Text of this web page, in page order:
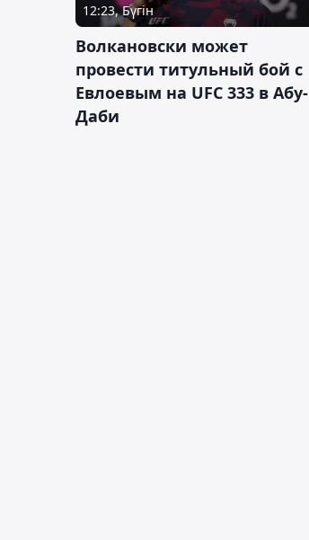
12:23, Бүгін
Волкановски может
провести титульный бой с
Евлоевым на UFC 333 в Абу-
Даби